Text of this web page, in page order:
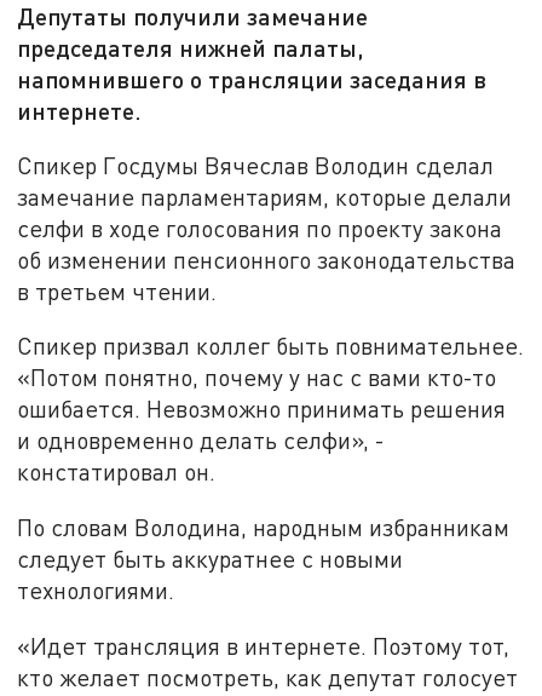
Депутаты получили замечание
председателя нижней палаты,
напомнившего о трансляции заседания в
интернете.
Спикер Госдумы Вячеслав Володин сделал
замечание парламентариям, которые делали
селфи в ходе голосования по проекту закона
об изменении пенсионного законодательства
в третьем чтении.
Спикер призвал коллег быть повнимательнее.
«Потом понятно, почему у нас с вами кто-то
ошибается. Невозможно принимать решения
и одновременно делать селфи», -
констатировал он.
По словам Володина, народным избранникам
следует быть аккуратнее с новыми
технологиями.
«Идет трансляция в интернете. Поэтому тот,
кто желает посмотреть, как депутат голосует